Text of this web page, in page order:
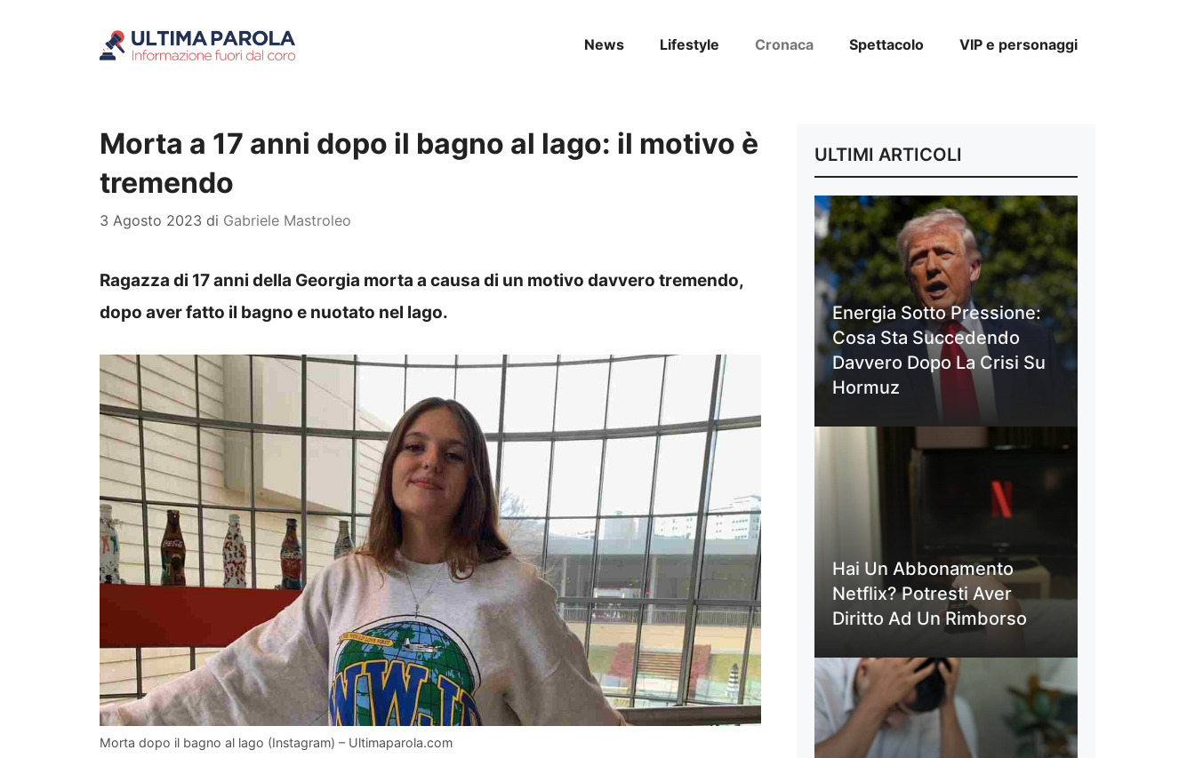
News Lifestyle Cronaca Spettacolo VIP e personaggi
Morta a 17 anni dopo il bagno al lago: il motivo è
tremendo
3 Agosto 2023 di Gabriele Mastroleo
Ragazza di 17 anni della Georgia morta a causa di un motivo davvero tremendo,
dopo aver fatto il bagno e nuotato nel lago.
Morta dopo il bagno al lago (Instagram) – Ultimaparola.com
ULTIMI ARTICOLI
Energia Sotto Pressione:
Cosa Sta Succedendo
Davvero Dopo La Crisi Su
Hormuz
Hai Un Abbonamento
Netflix? Potresti Aver
Diritto Ad Un Rimborso